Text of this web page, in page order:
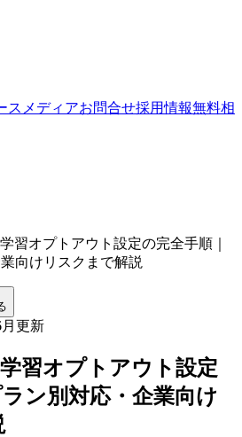
ス メディアお問合せ採用情報無料相
習オプトアウト設定の完全手順｜
向けリスクまで解説
月更新
習オプトアウト設定
ン別対応・企業向け